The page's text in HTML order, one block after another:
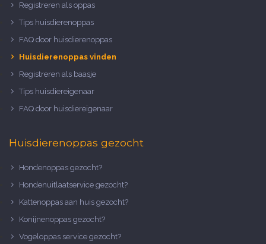
Registreren als oppas
Tips huisdierenoppas
FAQ door huisdierenoppas
Huisdierenoppas vinden
Registreren als baasje
Tips huisdiereigenaar
FAQ door huisdiereigenaar
Huisdierenoppas gezocht
Hondenoppas gezocht?
Hondenuitlaatservice gezocht?
Kattenoppas aan huis gezocht?
Konijnenoppas gezocht?
Vogeloppas service gezocht?